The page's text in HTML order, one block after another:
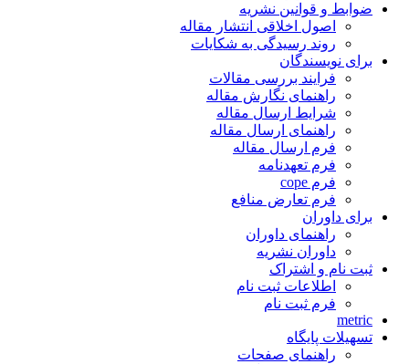
ضوابط و قوانین نشریه
اصول اخلاقی انتشار مقاله
روند رسیدگی به شکایات
برای نویسندگان
فرایند بررسی مقالات
راهنمای نگارش مقاله
شرایط ارسال مقاله
راهنمای ارسال مقاله
فرم ارسال مقاله
فرم تعهدنامه
فرم cope
فرم تعارض منافع
برای داوران
راهنمای داوران
داوران نشریه
ثبت نام و اشتراک
اطلاعات ثبت نام
فرم ثبت نام
metric
تسهیلات پایگاه
راهنمای صفحات